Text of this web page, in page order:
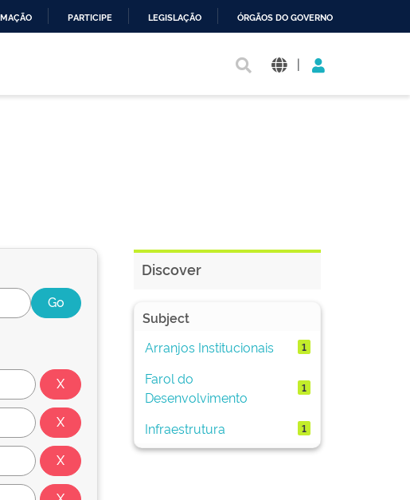
PARTICIPE LEGISLAÇÃO ÓRGÃOS DO GOVERNO
|
Discover
Subject
Arranjos Institucionais
1
Farol do
Desenvolvimento
1
Infraestrutura 1